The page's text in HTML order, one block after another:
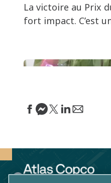
La victoire au Prix
fort impact. C’est